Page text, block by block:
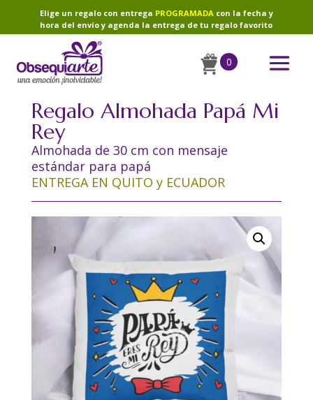
Elige un regalo con entrega PROGRAMADAcon la fecha y
hora del envío y agenda la entrega de tu regalo favorito
0
Regalo Almohada Papá Mi
Rey
Almohada de 30 cm con mensaje
estándar para papá
ENTREGA EN QUITO y ECUADOR